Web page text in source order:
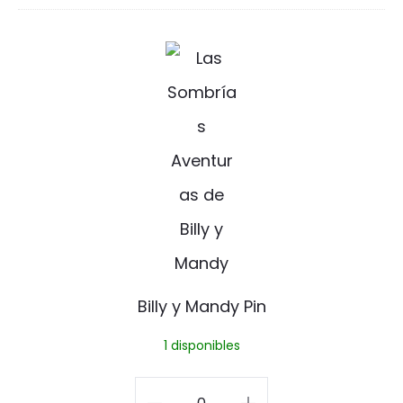
a
cantidad
B
l
l
y
y
M
d
Billy y Mandy Pin
1 disponibles